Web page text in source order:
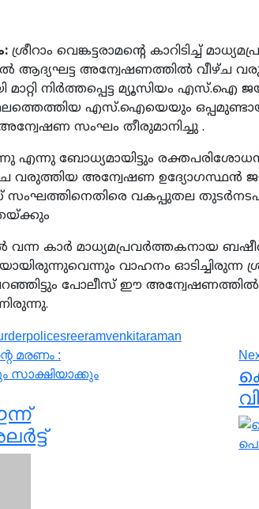
ശ്രീറാം വെങ്കട്ടരാമന്റെ കാറിടിച്ച്
ആദ്യഘട്ട അന്വേഷണത്തില്‍ വീഴ്ച
മാറ്റി നിർത്തപ്പെട്ട മ്യൂസിയം
എസ്.ഐയെയും
സംഘം തീരുമാനിച്ചു .
എന്നു ബോധ്യമായിട്ടും
വരുത്തിയ അന്വേഷണ ഉദ്യോഗസ്ഥൻ
സംഘത്തിനെതിരെ വകപ്പുതല
കാർ മാധ്യമപ്രവർത്തകനായ
വാഹനം ഓടിച്ചിരുന്ന
പോലീസ് ഈ
policesreeramvenkitaraman